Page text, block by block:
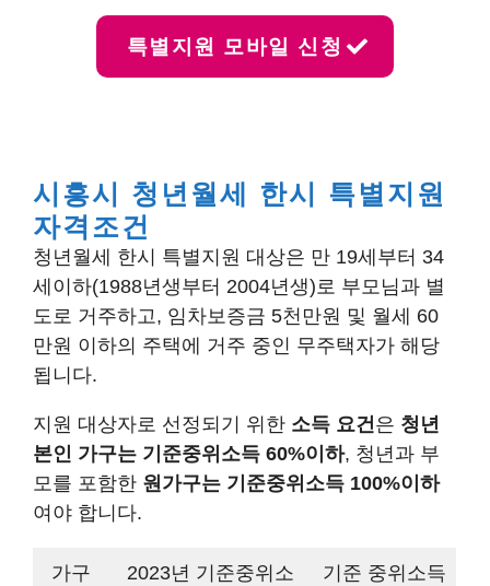
특별지원 모바일 신청
시흥시 청년월세 한시 특별지원
자격조건
청년월세 한시 특별지원 대상은 만 19세부터 34
세이하(1988년생부터 2004년생)로 부모님과 별
도로 거주하고, 임차보증금 5천만원 및 월세 60
만원 이하의 주택에 거주 중인 무주택자가 해당
됩니다.
지원 대상자로 선정되기 위한 소득 요건은 청년
본인 가구는 기준중위소득 60%이하, 청년과 부
모를 포함한 원가구는 기준중위소득 100%이하
여야 합니다.
가구
2023년 기준중위소
기준 중위소득